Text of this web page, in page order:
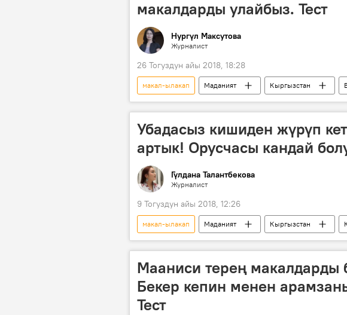
макалдарды улайбыз. Тест
Нургүл Максутова
Журналист
26 Тогуздун айы 2018, 18:28
макал-ылакап Маданият Кыргызстан
Жаңылыктар
Кыргызча тесттер тест
Убадасыз кишиден жүрүп
артык! Орусчасы кандай
Гүлдана Талантбекова
Журналист
9 Тогуздун айы 2018, 12:26
макал-ылакап Маданият Кыргызстан
Тибиртке — кыргызча туура сүйлөйбүз
орус тили
Мааниси терең макалдарды
Бекер кепин менен
Тест